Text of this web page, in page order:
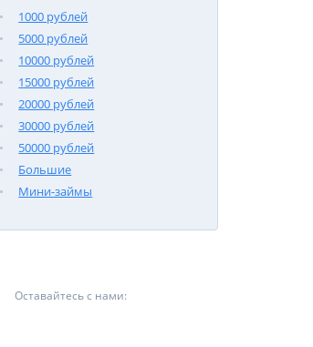
1000 рублей
5000 рублей
10000 рублей
15000 рублей
20000 рублей
30000 рублей
50000 рублей
Большие
Мини-займы
Оставайтесь с нами: